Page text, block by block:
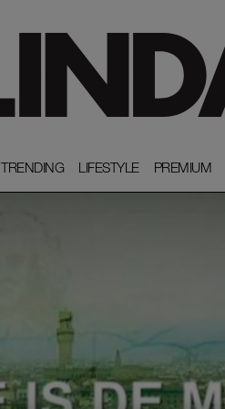
TRENDING
TRENDING LIFESTYLE
LIFESTYLE PREMIUM
PREMIUM